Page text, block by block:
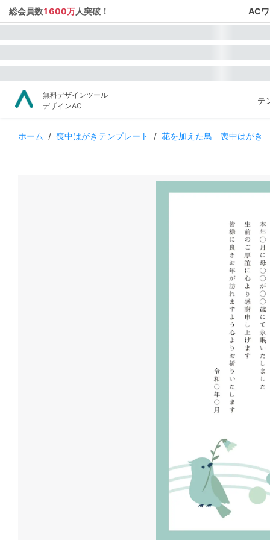
総会員数1600万人突破！ AC
無料デザインツール
デザインAC
テ
ホーム / 喪中はがきテンプレート / 花を加えた鳥 喪中はがき